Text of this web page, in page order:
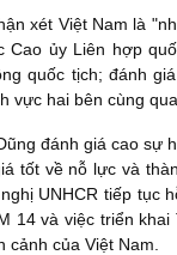
xét Việt Nam là
Cao ủy Liên hợp
quốc tịch; đánh
vực hai bên cùng
đánh giá cao sự
tốt về nỗ lực và
UNHCR tiếp tục
14 và việc triển
cảnh của Việt Nam.